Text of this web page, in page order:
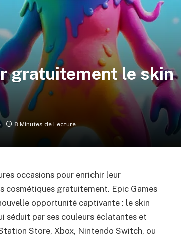
gratuitement le skin
8 Minutes de Lecture
occasions pour enrichir leur
cosmétiques gratuitement. Epic Games
opportunité captivante : le skin
séduit par ses couleurs éclatantes et
Store, Xbox, Nintendo Switch, ou